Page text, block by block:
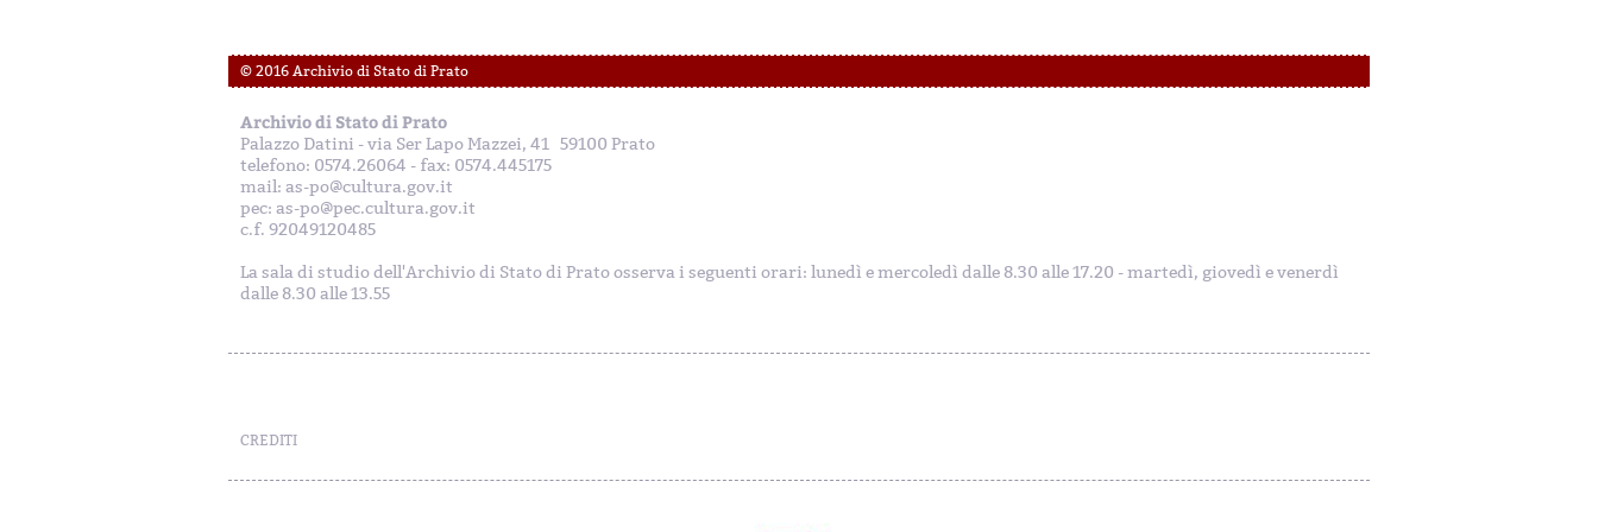
© 2016 Archivio di Stato di Prato
Archivio di Stato di Prato
Palazzo Datini - via Ser Lapo Mazzei, 41 59100 Prato
telefono: 0574.26064 - fax: 0574.445175
mail: as-po@cultura.gov.it
pec: as-po@pec.cultura.gov.it
c.f. 92049120485
La sala di studio dell'Archivio di Stato di Prato osserva i seguenti orari: lunedì e mercoledì dalle 8.30 alle 17.20 - martedì, giovedì e venerdì
dalle 8.30 alle 13.55
CREDITI